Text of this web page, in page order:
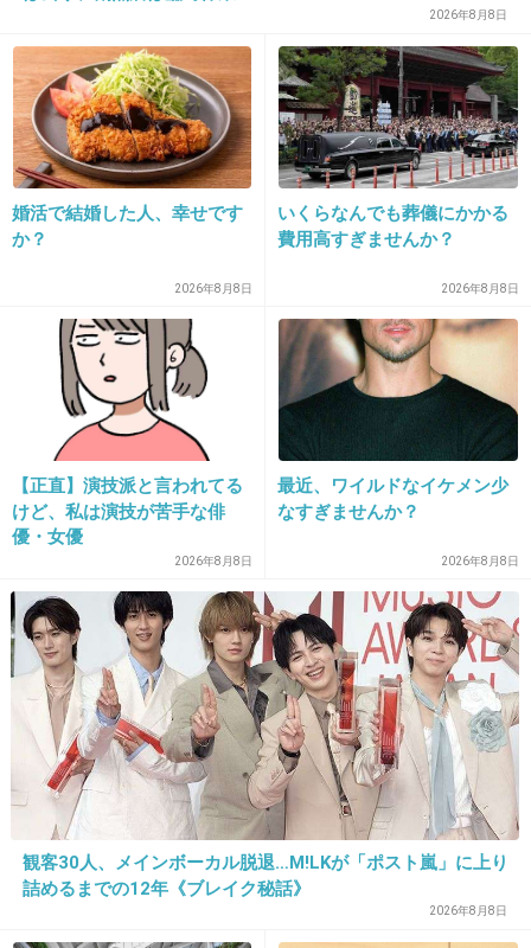
【悲報】日本人男性の平均身長173cm
kouteisa.blog.jp
ぜってえ176はあるわ こんなチビばかりなはずがない
平均身長がこれだからなぁ・・・
低すぎるのも嫌だけど高くて185くらいが限度
+529
16. 匿名2017/04/10(月) 16:22:41
私が170あるから入る
+369 -31
17. 匿名 2017/04/10(月) 16:22:42
もちろん！大歓迎です！
+470
2026年8月8日
婚活で結婚した人、幸せです
か？
2026年8月8日
いくらなんでも葬儀にかかる
費用高すぎませんか？
2026年8月8日
【正直】演技派と言われてる
けど、私は演技が苦手な俳
優・女優
2026年8月8日
最近、ワイルドなイケメン少
なすぎませんか？
2026年8月8日
観客30人、メインボーカル脱退…M!LKが「ポスト嵐」に上り
詰めるまでの12年《ブレイク秘話》
2026年8月8日